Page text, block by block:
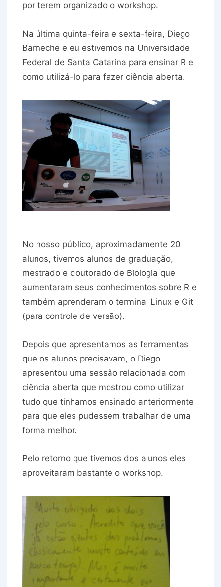
por terem organizado o workshop.
Na última quinta-feira e sexta-feira, Diego
Barneche e eu estivemos na Universidade
Federal de Santa Catarina para ensinar R e
como utilizá-lo para fazer ciência aberta.
No nosso público, aproximadamente 20
alunos, tivemos alunos de graduação,
mestrado e doutorado de Biologia que
aumentaram seus conhecimentos sobre R e
também aprenderam o terminal Linux e Git
(para controle de versão).
Depois que apresentamos as ferramentas
que os alunos precisavam, o Diego
apresentou uma sessão relacionada com
ciência aberta que mostrou como utilizar
tudo que tinhamos ensinado anteriormente
para que eles pudessem trabalhar de uma
forma melhor.
Pelo retorno que tivemos dos alunos eles
aproveitaram bastante o workshop.